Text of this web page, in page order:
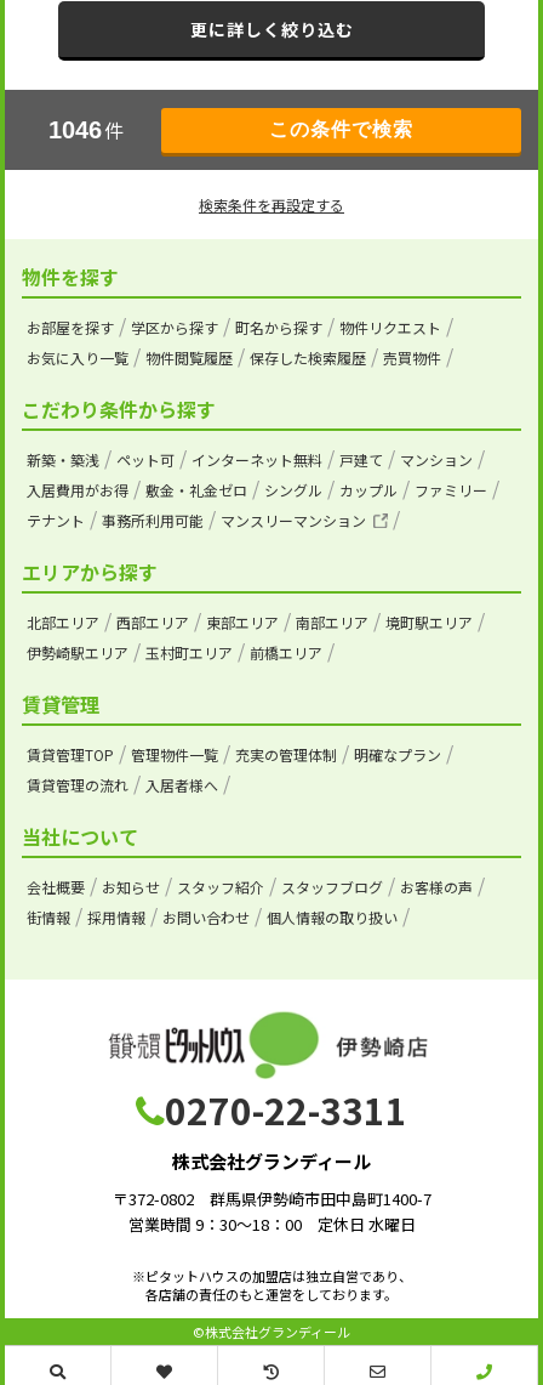
更に詳しく絞り込む
1046件
検索条件を再設定する
物件を探す
お部屋を探す 学区から探す 町名から探す
物件リクエスト
お気に入り一覧
物件閲覧履歴 保存した検索履歴 売買物件
こだわり条件から探す
新築・築浅 ペット可 インターネット無料 戸建て
マンション
入居費用がお得
敷金・礼金ゼロ シングル カップル
ファミリー
テナント
事務所利用可能 マンスリーマンション
エリアから探す
北部エリア 西部エリア 東部エリア 南部エリア
境町駅エリア
伊勢崎駅エリア
玉村町エリア 前橋エリア
賃貸管理
賃貸管理TOP 管理物件一覧 充実の管理体制
明確なプラン
賃貸管理の流れ
入居者様へ
当社について
会社概要 お知らせ スタッフ紹介 スタッフブログ
お客様の声
街情報
採用情報 お問い合わせ 個人情報の取り扱い
0270-22-3311
株式会社グランディール
〒372-0802 群馬県伊勢崎市田中島町1400-7
営業時間 9：30～18：00 定休日 水曜日
※ピタットハウスの加盟店は独立自営であり、
各店舗の責任のもと運営をしております。
©株式会社グランディール